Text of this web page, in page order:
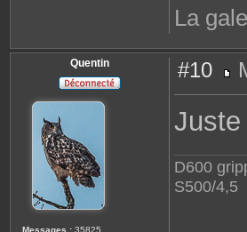
t
e
r
p
s
c
t
La
Quentin
Messages : 35825
#10
e
s
a
Juste
D600
S500/4,5